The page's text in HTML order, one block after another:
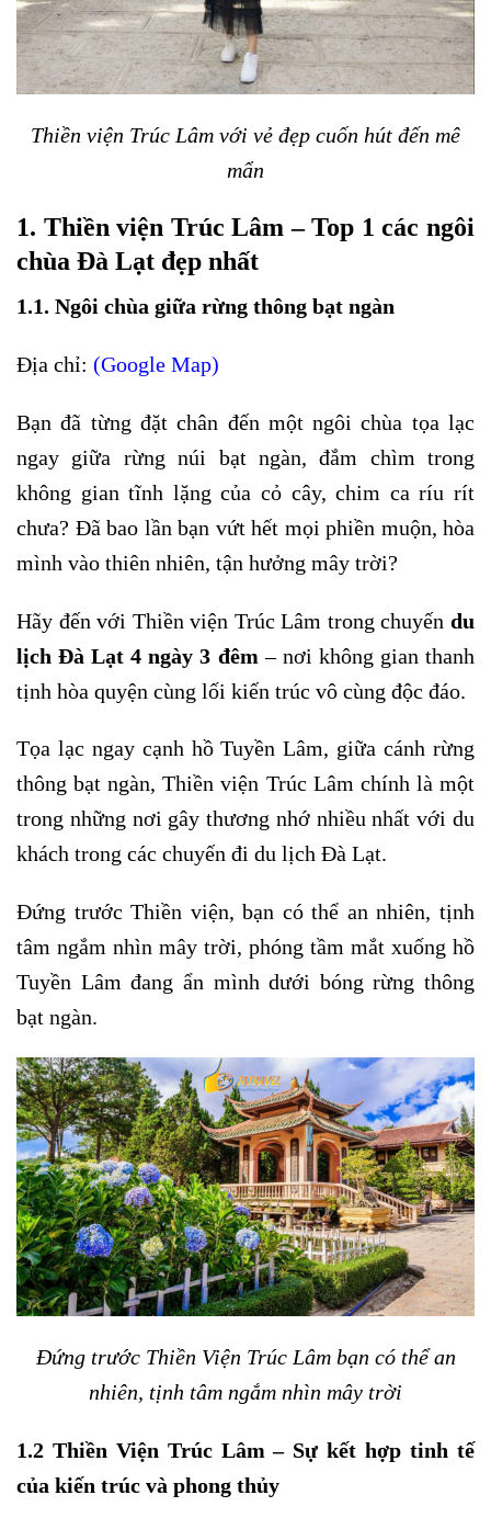
Thiền viện Trúc Lâm với vẻ đẹp cuốn hút đến mê
mẩn
1. Thiền viện Trúc Lâm – Top 1 các ngôi
chùa Đà Lạt đẹp nhất
1.1. Ngôi chùa giữa rừng thông bạt ngàn
Địa chỉ: (Google Map)
Bạn đã từng đặt chân đến một ngôi chùa tọa lạc
ngay giữa rừng núi bạt ngàn, đắm chìm trong
không gian tĩnh lặng của cỏ cây, chim ca ríu rít
chưa? Đã bao lần bạn vứt hết mọi phiền muộn, hòa
mình vào thiên nhiên, tận hưởng mây trời?
Hãy đến với Thiền viện Trúc Lâm trong chuyến du
lịch Đà Lạt 4 ngày 3 đêm – nơi không gian thanh
tịnh hòa quyện cùng lối kiến trúc vô cùng độc đáo.
Tọa lạc ngay cạnh hồ Tuyền Lâm, giữa cánh rừng
thông bạt ngàn, Thiền viện Trúc Lâm chính là một
trong những nơi gây thương nhớ nhiều nhất với du
khách trong các chuyến đi du lịch Đà Lạt.
Đứng trước Thiền viện, bạn có thể an nhiên, tịnh
tâm ngắm nhìn mây trời, phóng tầm mắt xuống hồ
Tuyền Lâm đang ẩn mình dưới bóng rừng thông
bạt ngàn.
Đứng trước Thiền Viện Trúc Lâm bạn có thể an
nhiên, tịnh tâm ngắm nhìn mây trời
1.2 Thiền Viện Trúc Lâm – Sự kết hợp tinh tế
của kiến trúc và phong thủy